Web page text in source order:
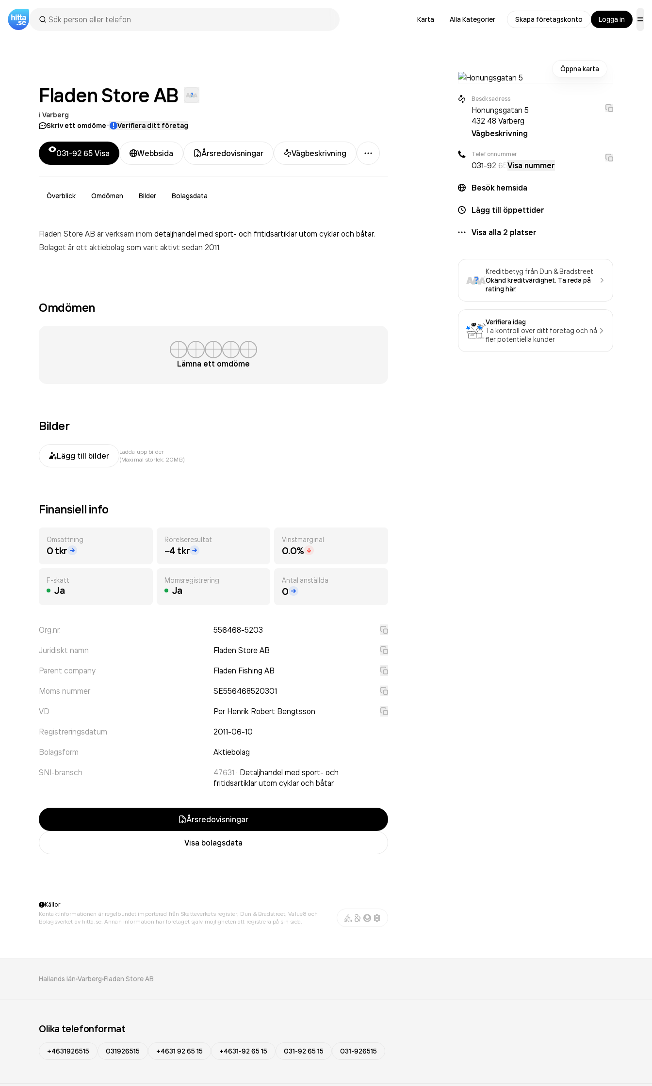
Karta Alla Kategorier Skapa företagskonto Logga in
Fladen Store AB
i Varberg
Skriv ett omdöme· Verifiera ditt företag
031-92 65 Visa Webbsida Årsredovisningar Vägbeskrivning
Mer
Överblick Omdömen Bilder Bolagsdata
Fladen Store AB är verksam inom detaljhandel med sport- och fritidsartiklar utom cyklar och båtar.
Bolaget är ett aktiebolag som varit aktivt sedan 2011.
Omdömen
Lämna ett omdöme
Bilder
Lägg till bilder
Ladda upp bilder
(Maximal storlek: 20MB)
Finansiell info
Omsättning
0 tkr
Rörelseresultat
−4 tkr
Vinstmarginal
0.0%
F-skatt
Ja
Momsregistrering
Ja
Antal anställda
0
Org.nr. 556468-5203
Juridiskt namn Fladen Store AB
Parent company Fladen Fishing AB
Moms nummer SE556468520301
VD Per Henrik Robert Bengtsson
Registreringsdatum 2011-06-10
Bolagsform Aktiebolag
SNI-bransch 47631 · Detaljhandel med sport- och
fritidsartiklar utom cyklar och båtar
Årsredovisningar
Visa bolagsdata
Öppna karta
Besöksadress
Honungsgatan 5
432 48 Varberg
Vägbeskrivning
Telefonnummer
031-92 65 Visa nummer
Besök hemsida
Lägg till öppettider
Visa alla 2 platser
Kreditbetyg från Dun & Bradstreet
Okänd kreditvärdighet. Ta reda på
rating här.
Verifiera idag
Ta kontroll över ditt företag och nå
fler potentiella kunder
Källor
Kontaktinformationen är regelbundet importerad från Skatteverkets register, Dun & Bradstreet, Value8 och
Bolagsverket av hitta.se. Annan information har företaget själv möjligheten att registrera på sin sida.
Hallands län Varberg Fladen Store AB
Olika telefonformat
+4631926515 031926515 +4631 92 65 15 +4631-92 65 15 031-92 65 15 031-926515